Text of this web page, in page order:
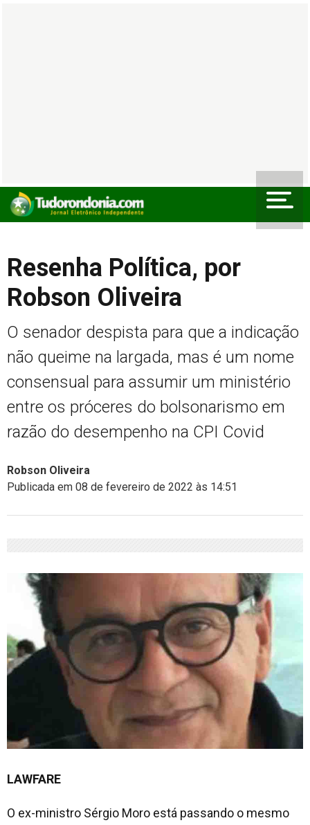
Resenha Política, por
Robson Oliveira
O senador despista para que a indicação
não queime na largada, mas é um nome
consensual para assumir um ministério
entre os próceres do bolsonarismo em
razão do desempenho na CPI Covid
Robson Oliveira
Publicada em 08 de fevereiro de 2022 às 14:51
LAWFARE
O ex-ministro Sérgio Moro está passando o mesmo